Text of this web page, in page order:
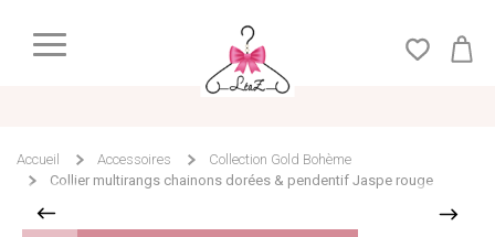
Accueil Accessoires
Collection Gold Bohème
Collier multirangs chainons dorées & pendentif Jaspe rouge